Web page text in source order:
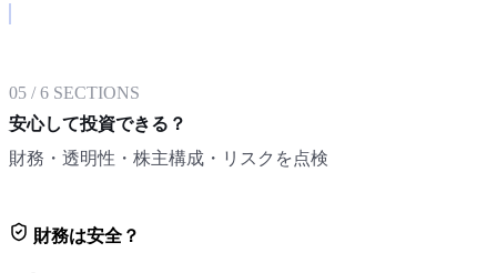
05 /6 SECTIONS
安心して投資できる？
財務・透明性・株主構成・リスクを点検
財務は安全？